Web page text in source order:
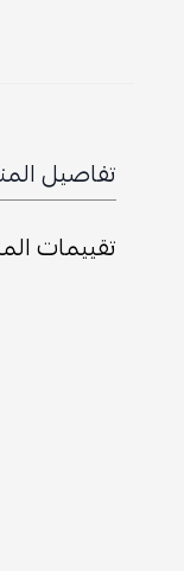
تفاصيل المنتج
تقييمات المنتج